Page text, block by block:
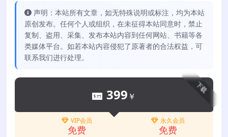
声明：本站所有文章，如无特殊说明或标注，均为本站
原创发布。任何个人或组织，在未征得本站同意时，禁止
复制、盗用、采集、发布本站内容到任何网站、书籍等各
类媒体平台。如若本站内容侵犯了原著者的合法权益，可
联系我们进行处理。
下载
399 ￥
VIP会员
免费
永久会员
免费